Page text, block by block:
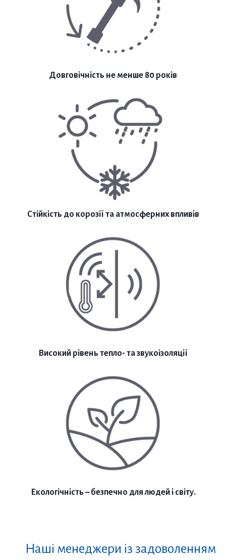
Довговічність не менше 80 років
Стійкість до корозії та атмосферних впливів
Високий рівень тепло- та звукоізоляції
Екологічність – безпечно для людей і світу.
Наші менеджери із задоволенням